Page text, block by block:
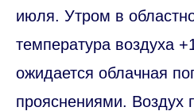
июля. Утром в
температура воздуха
ожидается облачная
прояснениями. Воздух